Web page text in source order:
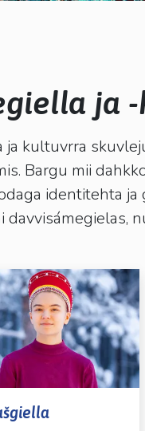
ja
ja kultuvrra
Bargu mii
identitehta
davvisámegielas,